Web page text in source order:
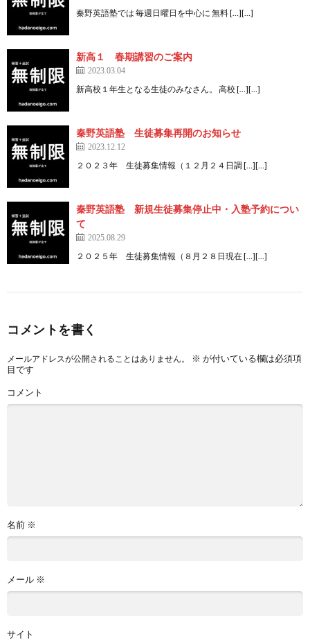
秦野英語塾では 毎週日曜日を中心に 無料 […][…]
新高１ 春期講習のご案内
2023.03.04
新高校１年生となる生徒のみなさん。 高校 […][…]
秦野英語塾 生徒募集再開のお知らせ
2023.12.12
２０２３年 生徒募集情報（１２月２４日調 […][…]
秦野英語塾 新規生徒募集停止中・入塾予約につい
て
2025.08.29
２０２５年 生徒募集情報（８月２８日現在 […][…]
コメントを書く
メールアドレスが公開されることはありません。 ※ が付いている欄は必須項
目です
コメント
名前 ※
メール ※
サイト